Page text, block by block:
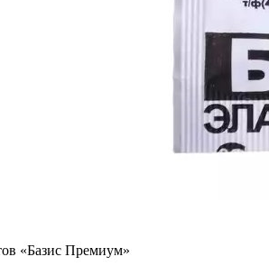
«Базис Премиум»